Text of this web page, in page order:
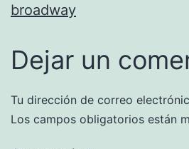
broadway
Dejar un
Tu dirección de correo
Los campos obligatorios están